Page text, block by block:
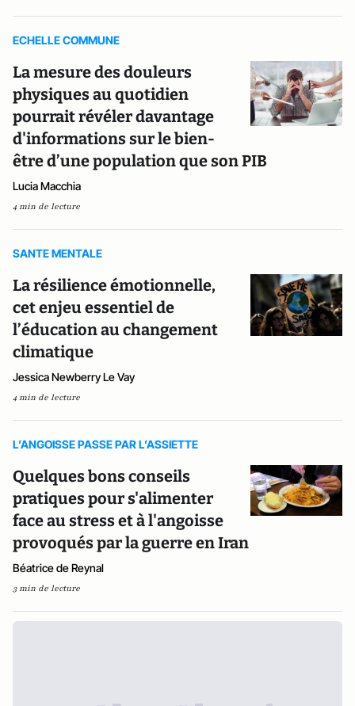
ECHELLE COMMUNE
La mesure des douleurs
physiques au quotidien
pourrait révéler davantage
d'informations sur le bien-
être d’une population que son PIB
Lucia Macchia
4 min de lecture
SANTE MENTALE
La résilience émotionnelle,
cet enjeu essentiel de
l’éducation au changement
climatique
Jessica Newberry Le Vay
4 min de lecture
L’ANGOISSE PASSE PAR L’ASSIETTE
Quelques bons conseils
pratiques pour s'alimenter
face au stress et à l'angoisse
provoqués par la guerre en Iran
Béatrice de Reynal
3 min de lecture